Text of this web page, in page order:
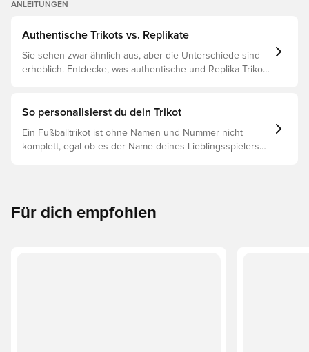
ANLEITUNGEN
Authentische Trikots vs. Replikate
Sie sehen zwar ähnlich aus, aber die Unterschiede sind
erheblich. Entdecke, was authentische und Replika-Trikots
So personalisierst du dein Trikot
Ein Fußballtrikot ist ohne Namen und Nummer nicht
komplett, egal ob es der Name deines Lieblingsspielers
Für dich empfohlen